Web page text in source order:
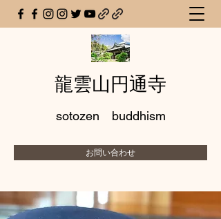
龍雲山円通寺
sotozen buddhism
お問い合わせ